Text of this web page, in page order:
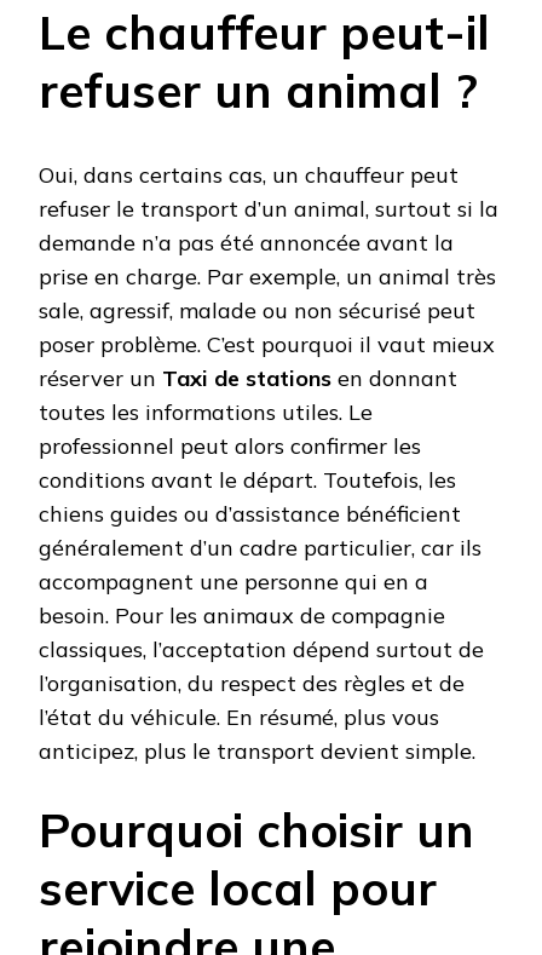
Le chauffeur peut-il
refuser un animal ?
Oui, dans certains cas, un chauffeur peut
refuser le transport d’un animal, surtout si la
demande n’a pas été annoncée avant la
prise en charge. Par exemple, un animal très
sale, agressif, malade ou non sécurisé peut
poser problème. C’est pourquoi il vaut mieux
réserver un Taxi de stations en donnant
toutes les informations utiles. Le
professionnel peut alors confirmer les
conditions avant le départ. Toutefois, les
chiens guides ou d’assistance bénéficient
généralement d’un cadre particulier, car ils
accompagnent une personne qui en a
besoin. Pour les animaux de compagnie
classiques, l’acceptation dépend surtout de
l’organisation, du respect des règles et de
l’état du véhicule. En résumé, plus vous
anticipez, plus le transport devient simple.
Pourquoi choisir un
service local pour